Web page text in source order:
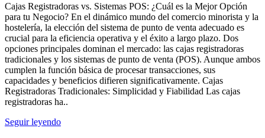
Cajas Registradoras vs. Sistemas POS: ¿Cuál es la Mejor Opción
para tu Negocio? En el dinámico mundo del comercio minorista y la
hostelería, la elección del sistema de punto de venta adecuado es
crucial para la eficiencia operativa y el éxito a largo plazo. Dos
opciones principales dominan el mercado: las cajas registradoras
tradicionales y los sistemas de punto de venta (POS). Aunque ambos
cumplen la función básica de procesar transacciones, sus
capacidades y beneficios difieren significativamente. Cajas
Registradoras Tradicionales: Simplicidad y Fiabilidad Las cajas
registradoras ha..
Seguir leyendo